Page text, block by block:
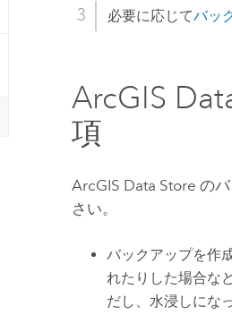
必要に応じてバッ
ArcGIS
項
ArcGIS Data Store の
さい。
バックアップを作
れたりした場合な
だし、水浸しにな